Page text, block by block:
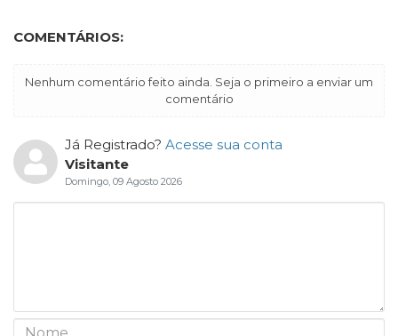
COMENTÁRIOS:
Nenhum comentário feito ainda. Seja o primeiro a enviar um
comentário
Já Registrado? Acesse sua conta
Visitante
Domingo, 09 Agosto 2026